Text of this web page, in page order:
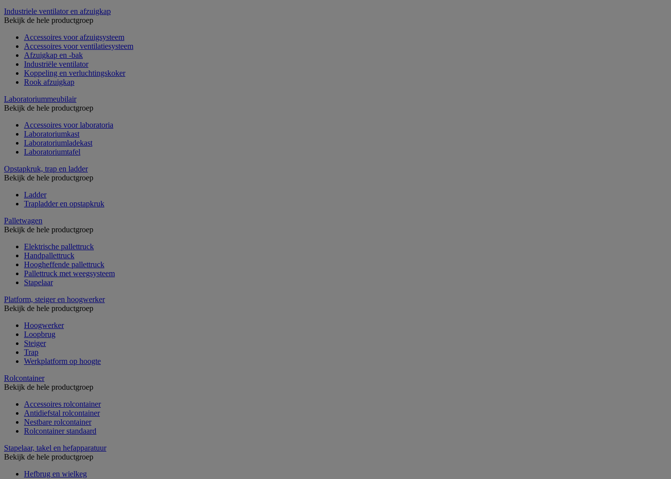
Industriele ventilator en afzuigkap
Bekijk de hele productgroep
Accessoires voor afzuigsysteem
Accessoires voor ventilatiesysteem
Afzuigkap en -bak
Industriële ventilator
Koppeling en verluchtingskoker
Rook afzuigkap
Laboratoriummeubilair
Bekijk de hele productgroep
Accessoires voor laboratoria
Laboratoriumkast
Laboratoriumladekast
Laboratoriumtafel
Opstapkruk, trap en ladder
Bekijk de hele productgroep
Ladder
Trapladder en opstapkruk
Palletwagen
Bekijk de hele productgroep
Elektrische pallettruck
Handpallettruck
Hoogheffende pallettruck
Pallettruck met weegsysteem
Stapelaar
Platform, steiger en hoogwerker
Bekijk de hele productgroep
Hoogwerker
Loopbrug
Steiger
Trap
Werkplatform op hoogte
Rolcontainer
Bekijk de hele productgroep
Accessoires rolcontainer
Antidiefstal rolcontainer
Nestbare rolcontainer
Rolcontainer standaard
Stapelaar, takel en hefapparatuur
Bekijk de hele productgroep
Hefbrug en wielkeg